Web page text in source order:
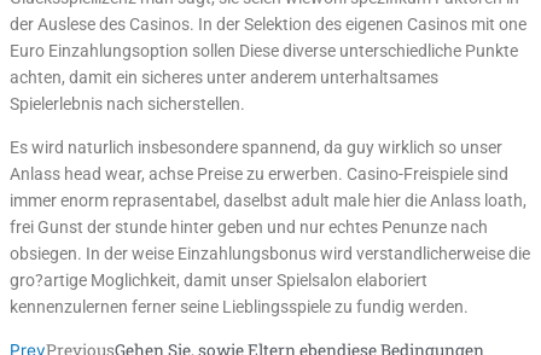
der Auslese des Casinos. In der Selektion des eigenen Casinos mit one
Euro Einzahlungsoption sollen Diese diverse unterschiedliche Punkte
achten, damit ein sicheres unter anderem unterhaltsames
Spielerlebnis nach sicherstellen.
Es wird naturlich insbesondere spannend, da guy wirklich so unser
Anlass head wear, achse Preise zu erwerben. Casino-Freispiele sind
immer enorm reprasentabel, daselbst adult male hier die Anlass loath,
frei Gunst der stunde hinter geben und nur echtes Penunze nach
obsiegen. In der weise Einzahlungsbonus wird verstandlicherweise die
gro?artige Moglichkeit, damit unser Spielsalon elaboriert
kennenzulernen ferner seine Lieblingsspiele zu fundig werden.
PrevPreviousGehen Sie, sowie Eltern ebendiese Bedingungen